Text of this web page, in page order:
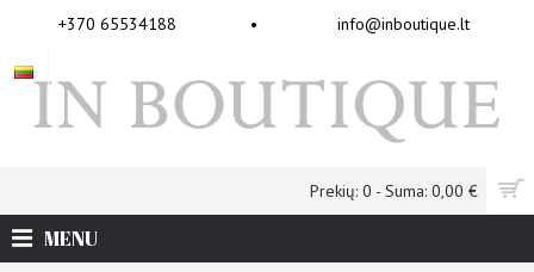
+370 65534188 • info@inboutique.lt
Prekių: 0 - Suma: 0,00 €
MENU